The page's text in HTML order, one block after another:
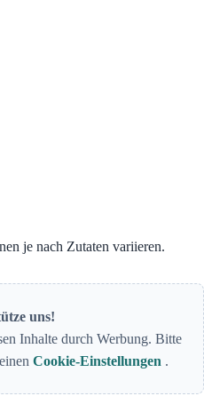
je nach Zutaten variieren.
uns!
Inhalte durch Werbung. Bitte
Cookie-Einstellungen .